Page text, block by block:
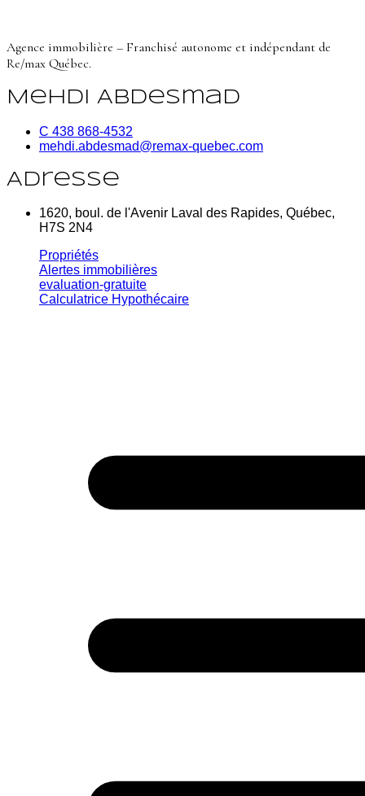
Agence immobilière – Franchisé autonome et indépendant de
Re/max Québec.
Mehdi Abdesmad
C 438 868-4532
mehdi.abdesmad@remax-quebec.com
Adresse
1620, boul. de l'Avenir Laval des Rapides, Québec,
H7S 2N4
Propriétés
Alertes immobilières
evaluation-gratuite
Calculatrice Hypothécaire